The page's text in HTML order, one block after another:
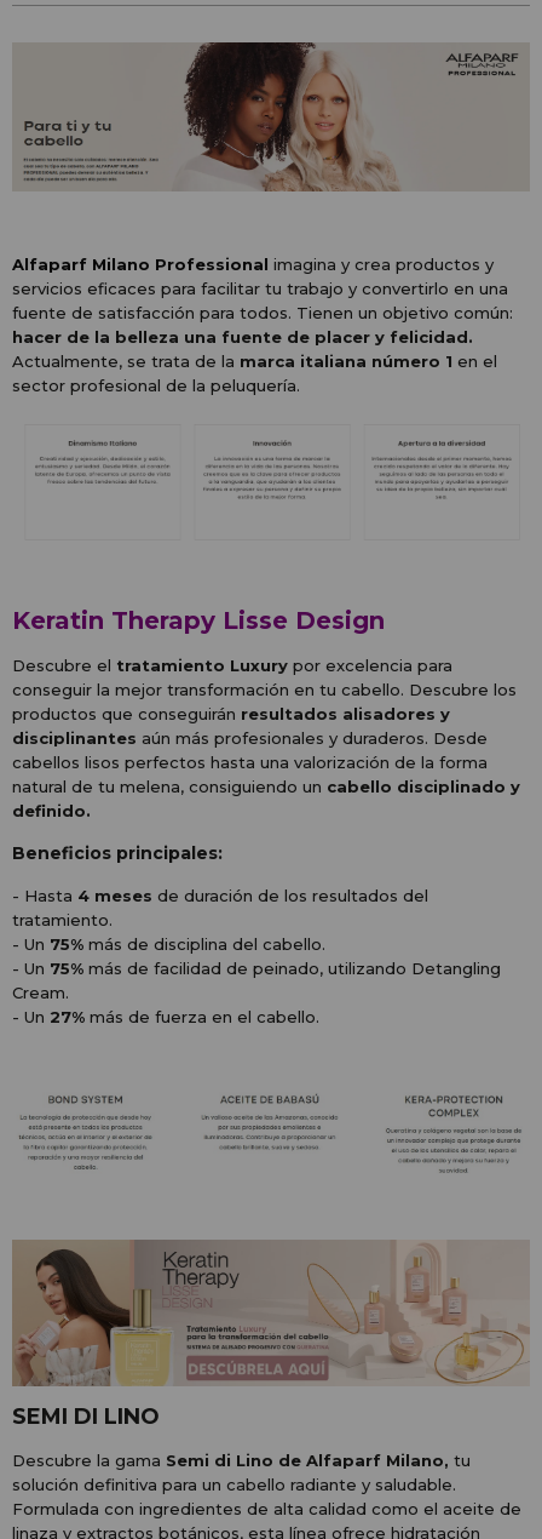
Alfaparf Milano Professional imagina y crea productos y
servicios eficaces para facilitar tu trabajo y convertirlo en una
fuente de satisfacción para todos. Tienen un objetivo común:
hacer de la belleza una fuente de placer y felicidad.
Actualmente, se trata de la marca italiana número 1 en el
sector profesional de la peluquería.
Keratin Therapy Lisse Design
Descubre el tratamiento Luxury por excelencia para
conseguir la mejor transformación en tu cabello. Descubre los
productos que conseguirán resultados alisadores y
disciplinantes aún más profesionales y duraderos. Desde
cabellos lisos perfectos hasta una valorización de la forma
natural de tu melena, consiguiendo un cabello disciplinado y
definido.
Beneficios principales:
- Hasta 4 meses de duración de los resultados del
tratamiento.
- Un 75% más de disciplina del cabello.
- Un 75% más de facilidad de peinado, utilizando Detangling
Cream.
- Un 27% más de fuerza en el cabello.
SEMI DI LINO
Descubre la gama Semi di Lino de Alfaparf Milano, tu
solución definitiva para un cabello radiante y saludable.
Formulada con ingredientes de alta calidad como el aceite de
linaza y extractos botánicos, esta línea ofrece hidratación